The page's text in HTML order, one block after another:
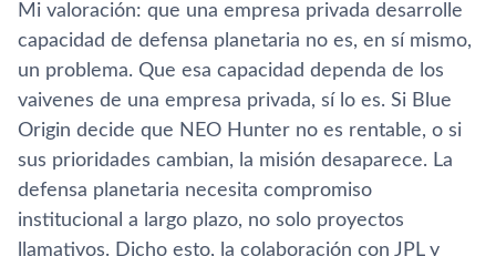
Mi valoración: que una empresa privada desarrolle
capacidad de defensa planetaria no es, en sí mismo,
un problema. Que esa capacidad dependa de los
vaivenes de una empresa privada, sí lo es. Si Blue
Origin decide que NEO Hunter no es rentable, o si
sus prioridades cambian, la misión desaparece. La
defensa planetaria necesita compromiso
institucional a largo plazo, no solo proyectos
llamativos. Dicho esto, la colaboración con JPL y